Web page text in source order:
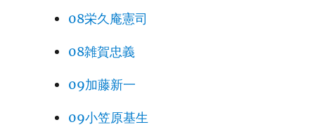
08栄久庵憲司
08雑賀忠義
09加藤新一
09小笠原基生